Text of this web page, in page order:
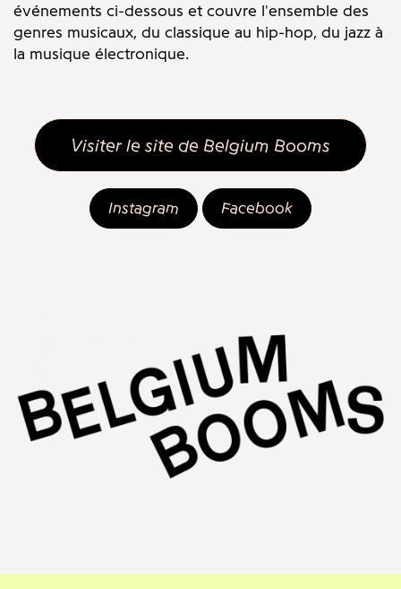
événements ci-dessous et couvre l'ensemble des
genres musicaux, du classique au hip-hop, du jazz à
la musique électronique.
Visiter le site de Belgium Booms
Instagram Facebook